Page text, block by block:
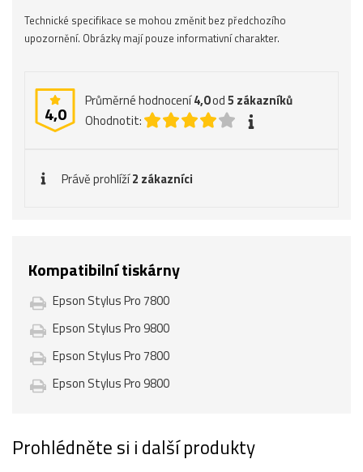
Technické specifikace se mohou změnit bez předchozího
upozornění. Obrázky mají pouze informativní charakter.
4,0
Průměrné hodnocení4,0od5 zákazníků
Ohodnotit:
Právě prohlíží2 zákazníci
Kompatibilní tiskárny
Epson Stylus Pro 7800
Epson Stylus Pro 9800
Epson Stylus Pro 7800
Epson Stylus Pro 9800
Prohlédněte si i další produkty